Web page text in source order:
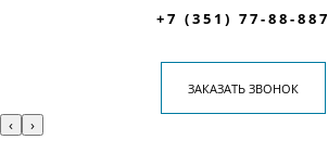
+7 (351) 77-88-887
ЗАКАЗАТЬ ЗВОНОК
‹ ›